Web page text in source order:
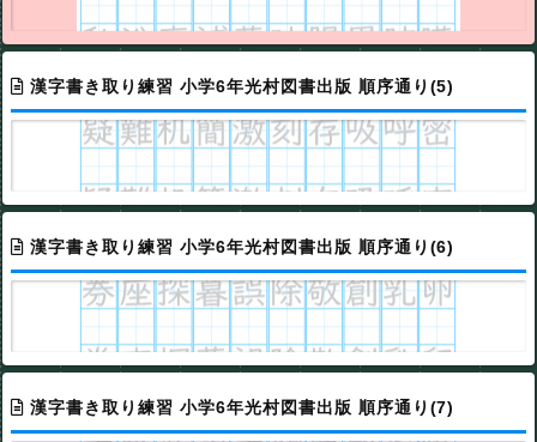
漢字書き取り練習 小学6年光村図書出版 順序通り(5)
漢字書き取り練習 小学6年光村図書出版 順序通り(6)
漢字書き取り練習 小学6年光村図書出版 順序通り(7)